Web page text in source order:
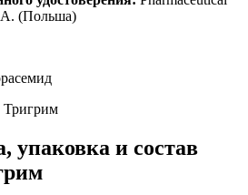
(Польша)
Тригрим
упаковка и состав